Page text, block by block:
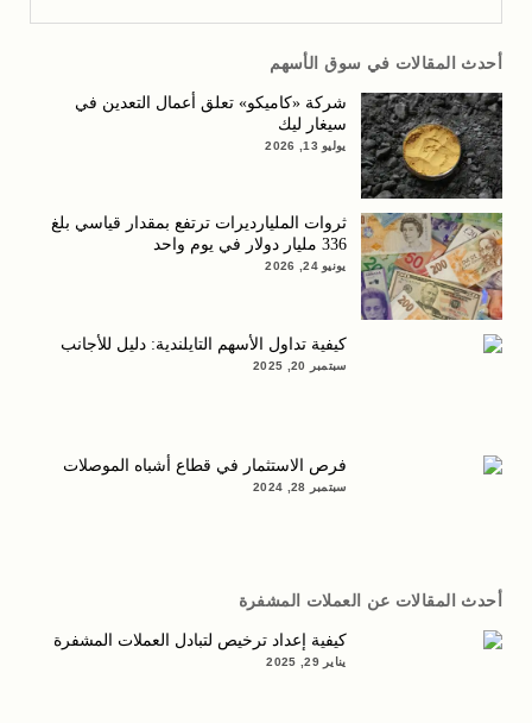
أحدث المقالات في سوق الأسهم
شركة «كاميكو» تعلق أعمال التعدين في
سيغار ليك
يوليو 13, 2026
ثروات المليارديرات ترتفع بمقدار قياسي بلغ
336 مليار دولار في يوم واحد
يونيو 24, 2026
كيفية تداول الأسهم التايلندية: دليل للأجانب
سبتمبر 20, 2025
فرص الاستثمار في قطاع أشباه الموصلات
سبتمبر 28, 2024
أحدث المقالات عن العملات المشفرة
كيفية إعداد ترخيص لتبادل العملات المشفرة
يناير 29, 2025